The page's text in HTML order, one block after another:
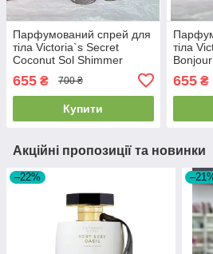
Парфумований спрей для
тіла Victoria`s Secret
Coconut Sol Shimmer
655 ₴ 700 ₴
Купити
тіла
655₴
Акційні пропозиції та новинки
–22%